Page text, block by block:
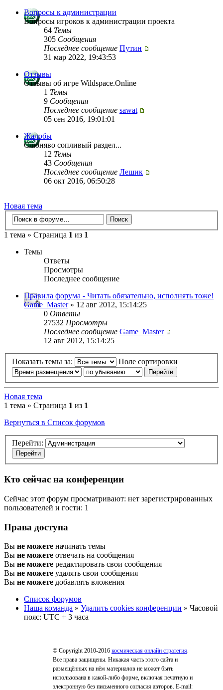
Вопросы к администрации
Вопросы игроков к администрации проекта
64 Темы
305 Сообщения
Последнее сообщение Путин
31 мар 2022, 19:43:53
Отзывы
Отзывы об игре Wildspace.Online
1 Темы
9 Сообщения
Последнее сообщение sawat
05 сен 2016, 19:01:01
Жалобы
Слюняво сопливый раздел...
12 Темы
43 Сообщения
Последнее сообщение Лешик
06 окт 2016, 06:50:28
Новая тема
1 тема » Страница 1 из 1
Темы
Ответы
Просмотры
Последнее сообщение
Правила форума - Читать обязательно, исполнять тоже!
Game_Master» 12 авг 2012, 15:14:25
0 Ответы
27532 Просмотры
Последнее сообщение Game_Master
12 авг 2012, 15:14:25
Показать темы за: Поле сортировки
Новая тема
1 тема » Страница 1 из 1
Вернуться в Список форумов
Перейти:
Кто сейчас на конференции
Сейчас этот форум просматривают: нет зарегистрированных
пользователей и гости: 1
Права доступа
Вы не можете начинать темы
Вы не можете отвечать на сообщения
Вы не можете редактировать свои сообщения
Вы не можете удалять свои сообщения
Вы не можете добавлять вложения
Список форумов
Наша команда » Удалить cookies конференции » Часовой
пояс: UTC + 3 часа
© Copyright 2010-2016 космическая онлайн стратегия.
Все права защищены. Никакая часть этого сайта и
размещённых на нём материалов не может быть
использована в какой-либо форме, включая печатную и
электронную без письменного согласия авторов. E-mail: